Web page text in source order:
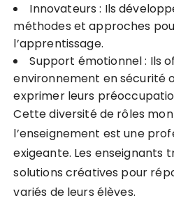
Innovateurs : Ils
méthodes et approches
l’apprentissage.
Support émotionnel : Ils
environnement en sécurité
exprimer leurs
Cette diversité de rôles
l’enseignement est une
exigeante. Les enseignants
solutions créatives pour
variés de leurs élèves.